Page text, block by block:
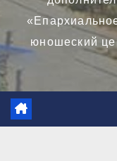
юношеский